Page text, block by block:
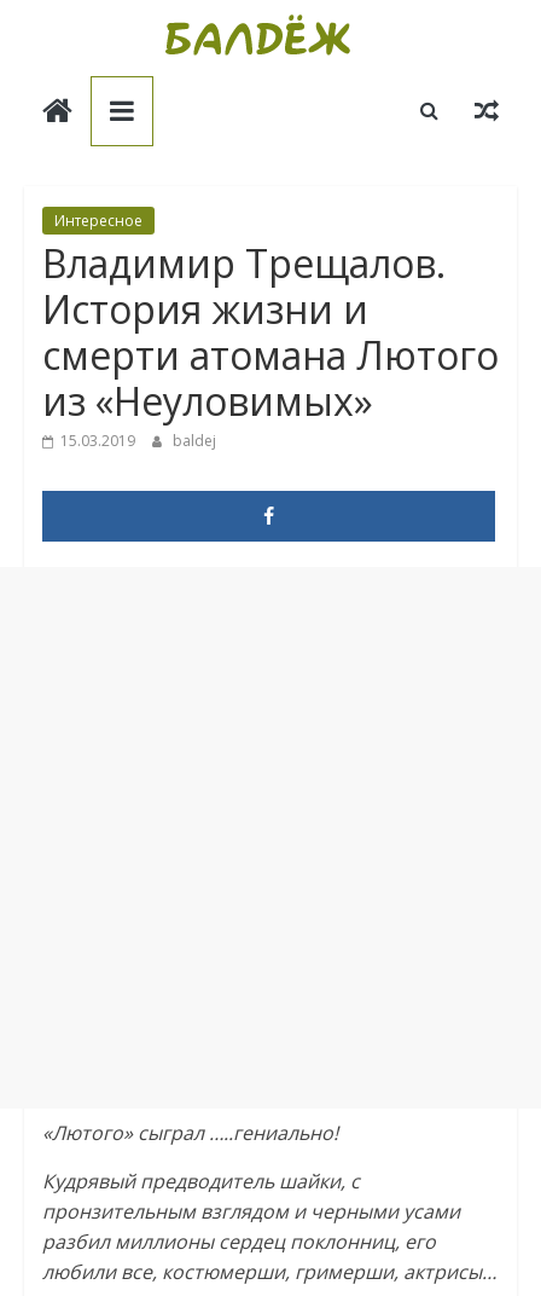
Балдёж
Интересное
Владимир Трещалов.
История жизни и
смерти атомана Лютого
из «Неуловимых»
15.03.2019 baldej
«Лютого» сыграл …..гениально!
Кудрявый предводитель шайки, с
пронзительным взглядом и черными усами
разбил миллионы сердец поклонниц, его
любили все, костюмерши, гримерши, актрисы…